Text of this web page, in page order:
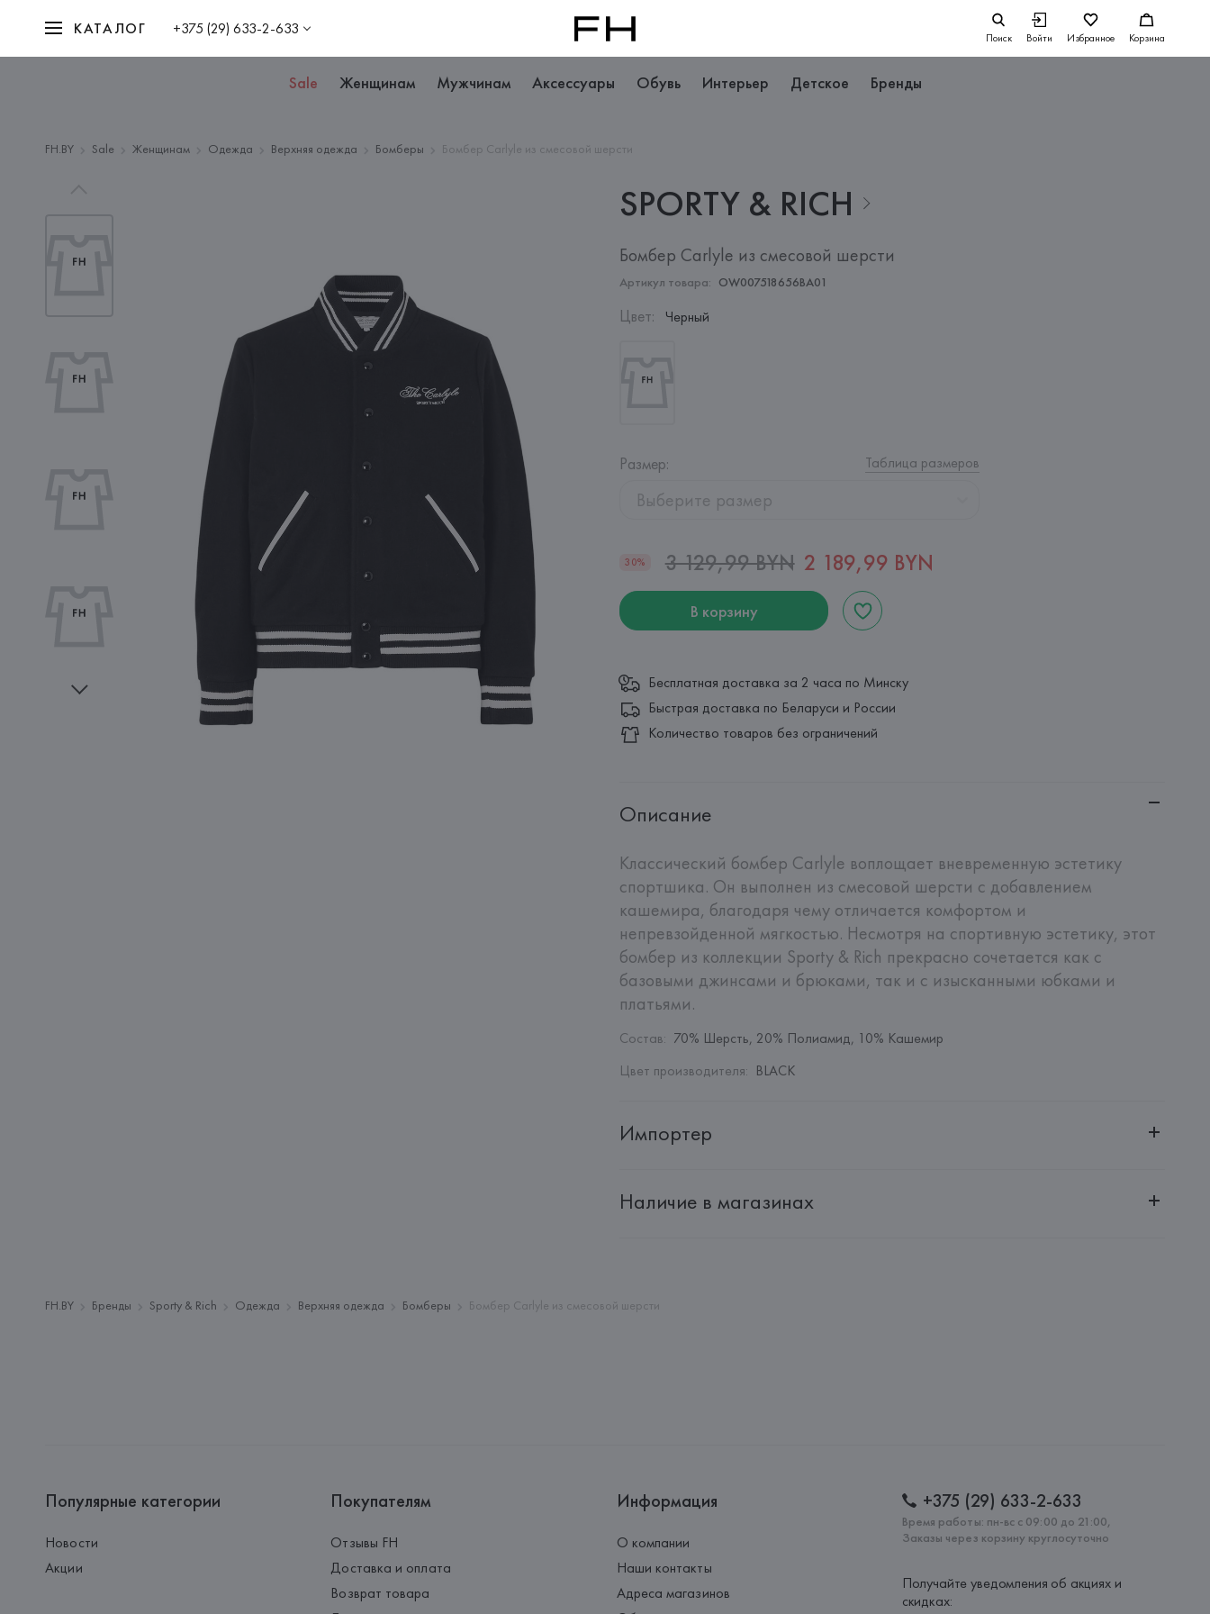
КАТАЛОГ +375 (29) 633-2-633 Поиск Войти Избранное Корзина
Sale Женщинам Мужчинам Аксессуары Обувь Интерьер Детское Бренды
FH.BY Sale Женщинам Одежда Верхняя одежда Бомберы Бомбер Carlyle из смесовой шерсти
SPORTY & RICH
Бомбер Carlyle из смесовой шерсти
Артикул товара: OW007518656BA01
Цвет: Черный
Размер: Таблица размеров
Выберите размер
30% 3 129,99 BYN 2 189,99 BYN
В корзину
Бесплатная доставка за 2 часа по Минску
Быстрая доставка по Беларуси и России
Количество товаров без ограничений
Описание
Классический бомбер Carlyle воплощает вневременную эстетику
спортшика. Он выполнен из смесовой шерсти с добавлением
кашемира, благодаря чему отличается комфортом и
непревзойденной мягкостью. Несмотря на спортивную эстетику, этот
бомбер из коллекции Sporty & Rich прекрасно сочетается как с
базовыми джинсами и брюками, так и с изысканными юбками и
платьями.
Состав: 70% Шерсть, 20% Полиамид, 10% Кашемир
Цвет производителя: BLACK
Импортер
Адрес: Республика Беларусь, 220030, г. Минск, ул. Немига, 5, пом. 39
Наличие в магазинах
FH.BY Бренды Sporty & Rich Одежда Верхняя одежда Бомберы Бомбер Carlyle из смесовой шерсти
Популярные категории
Новости
Акции
Покупателям
Отзывы FH
Доставка и оплата
Возврат товара
Информация
О компании
Наши контакты
Адреса магазинов
+375 (29) 633-2-633
Время работы: пн-вс с 09:00 до 21:00,
Заказы через корзину круглосуточно
Получайте уведомления об акциях и
скидках: